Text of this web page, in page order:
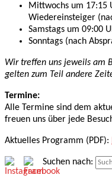
Mittwochs um 17:15
Wiedereinsteiger
Samstags um 09:00
Sonntags (nach
Wir treffen uns jeweils am
gelten zum Teil andere
Termine:
Alle Termine sind dem
freuen uns über jede
Aktuelles Programm (PDF):
Suchen nach: